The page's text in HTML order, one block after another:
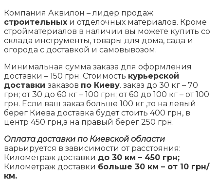
Компания Аквилон – лидер продаж
строительных и отделочных материалов. Кроме
стройматериалов в наличии вы можете купить со
склада инструменты, товары для дома, сада и
огорода с доставкой и самовывозом.
Минимальная сумма заказа для оформления
доставки – 150 грн. Стоимость курьерской
доставки заказов по Киеву. заказ до 30 кг – 70
грн; от 30 до 60 кг – 100 грн; от 60 до 100 кг – от 100
грн. Если ваш заказ больше 100 кг ,то на левый
берег Киева доставка будет стоить 400 грн, в
центр 450 грн,а на правый берег 250 грн.
Оплата доставки по Киевской области
варьируется в зависимости от расстояния:
Километраж доставки до 30 км – 450 грн;
Километраж доставки больше 30 км – от 10 грн/
км.